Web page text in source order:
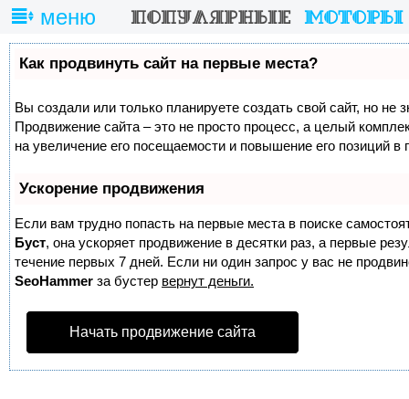
меню
Как продвинуть сайт на первые места?
Вы создали или только планируете создать свой сайт, но не
Продвижение сайта – это не просто процесс, а целый
на увеличение его посещаемости и повышение его позиций в
Ускорение продвижения
Если вам трудно попасть на первые места в поиске
Буст, она ускоряет продвижение в десятки раз, а первые
течение первых 7 дней. Если ни один запрос у вас не
SeoHammer за бустер вернут деньги.
Начать продвижение сайта